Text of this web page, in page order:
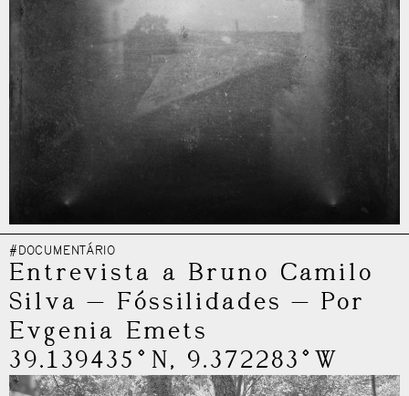
#DOCUMENTÁRIO
Entrevista a Bruno Camilo
Silva — Fóssilidades —Por
Evgenia Emets
39.139435°N, 9.372283°W